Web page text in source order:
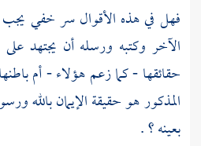
فهل في هذه الأقوال سر خفي يجب
الآخر وكتبه ورسله أن يجتهد
حقائقها - كما زعم هؤلاء - أم
المذكور هو حقيقة الإيمان بالله
بعينه ؟ .